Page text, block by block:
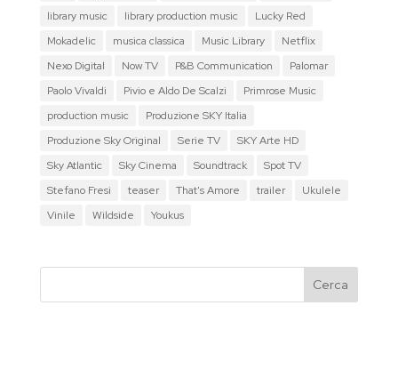
library music
library production music
Lucky Red
Mokadelic
musica classica Music Library
Netflix
Nexo Digital
Now TV P&B Communication
Palomar
Paolo Vivaldi
Pivio e Aldo De Scalzi
Primrose Music
production music
Produzione SKY Italia
Produzione Sky Original
Serie TV
SKY Arte HD
Sky Atlantic
Sky Cinema Soundtrack
Spot TV
Stefano Fresi
teaser That's Amore trailer
Ukulele
Vinile
Wildside Youkus